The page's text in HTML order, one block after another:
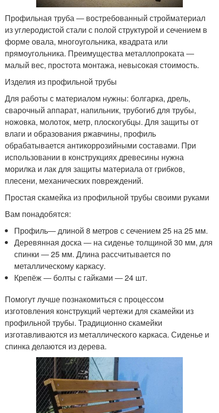
Профильная труба ― востребованный стройматериал
из углеродистой стали с полой структурой и сечением в
форме овала, многоугольника, квадрата или
прямоугольника. Преимущества металлопроката ―
малый вес, простота монтажа, невысокая стоимость.
Изделия из профильной трубы
Для работы с материалом нужны: болгарка, дрель,
сварочный аппарат, напильник, трубогиб для трубы,
ножовка, молоток, метр, плоскогубцы. Для защиты от
влаги и образования ржавчины, профиль
обрабатывается антикоррозийными составами. При
использовании в конструкциях древесины нужна
морилка и лак для защиты материала от грибков,
плесени, механических повреждений.
Простая скамейка из профильной трубы своими руками
Вам понадобятся:
Профиль― длиной 8 метров с сечением 25 на 25 мм.
Деревянная доска ― на сиденье толщиной 30 мм, для
спинки ― 25 мм. Длина рассчитывается по
металлическому каркасу.
Крепёж ― болты с гайками ― 24 шт.
Помогут лучше познакомиться с процессом
изготовления конструкций чертежи для скамейки из
профильной трубы. Традиционно скамейки
изготавливаются из металлического каркаса. Сиденье и
спинка делаются из дерева.